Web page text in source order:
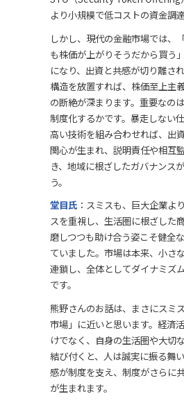
より小規模で低コストの資金調
しかし、現代の金融市場では、
も株価が上がりそうだから買う
になり、出資と共感が切り離さ
構造を放置すれば、株価至上主
の断絶が深まります。重要なの
制度化するかです。暴走しない
高い技術を組み合わせれば、出
関心が生まれ、説明責任や相互
き、地域に根ざしたガバナンス
う。
堂目氏 ：スミスも、巨大企業よ
スを重視し、生活圏に根ざした
磨しつつも助け合う姿こそ健全
ていました。市場は本来、小さ
連鎖し、全体としてダイナミズ
です。
熊野さんのお話は、まさにスミ
市場」に近いと思います。経済
けでなく、自身の生活圏や大切
結び付くと、人は誠実に振る舞
感が制度を支え、制度がさらに
が生まれます。